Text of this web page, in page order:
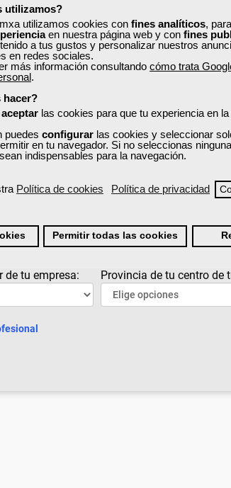
utilizamos?
utilizamos cookies con fines analíticos,
en nuestra página web y con fines
a tus gustos y personalizar nuestros
en redes sociales.
más información consultando cómo trata
.
hacer?
aceptar las cookies para que tu experiencia en
puedes configurar las cookies y seleccionar
en tu navegador. Si no seleccionas
indispensables para la navegación.
Política de cookies Política de privacidad
Permitir todas las cookies
y mejora como profesional dentro de tu sector!
el curso que estás
gratuitos que te ayudarán a
personal.
de tu empresa: Provincia de tu centro de